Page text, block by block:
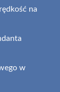
na
w